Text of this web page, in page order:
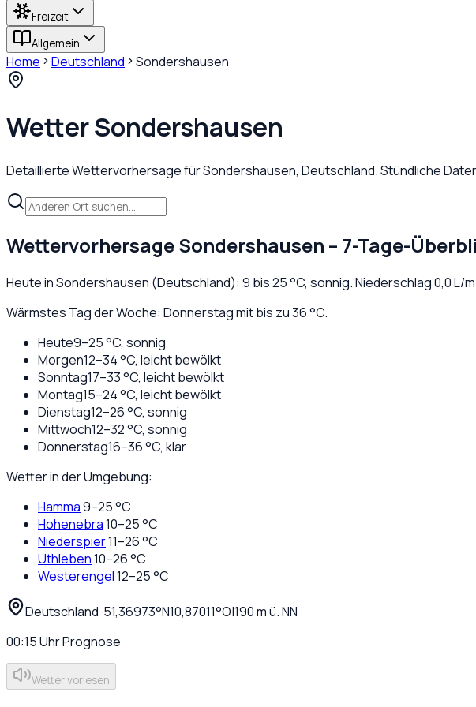
Freizeit
Allgemein
Home Deutschland Sondershausen
WetterSondershausen
Detaillierte Wettervorhersage fürSondershausen, Deutschland. Stündliche
WettervorhersageSondershausen – 7-Tage-
Heute inSondershausen (Deutschland): 9 bis25°C, sonnig. Niederschlag0,0L/
Wärmstes Tag der Woche: Donnerstag mit bis zu 36 °C.
Heute9–25°C, sonnig
Morgen12–34°C, leicht bewölkt
Sonntag17–33°C, leicht bewölkt
Montag15–24°C, leicht bewölkt
Dienstag12–26°C, sonnig
Mittwoch12–32°C, sonnig
Donnerstag16–36°C, klar
Wetter in der Umgebung:
Hamma9–25°C
Hohenebra10–25°C
Niederspier11–26°C
Uthleben10–26°C
Westerengel12–25°C
Deutschland··51,36973°N10,87011°O|190m ü. NN
00:15UhrPrognose
Wetter vorlesen